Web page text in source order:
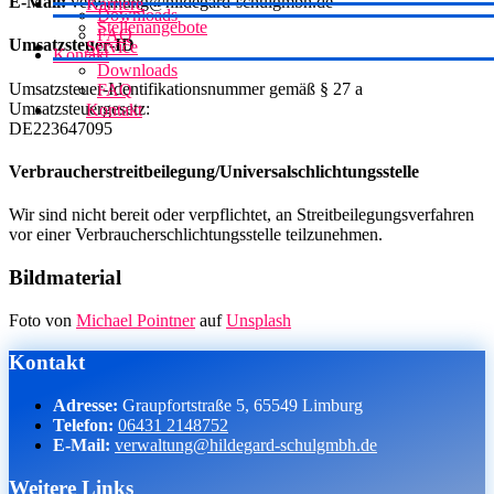
Downloads
FAQ
Kontakt
Stellen­angebote
Service
Downloads
FAQ
Kontakt
Umsatzsteuer-ID
Umsatzsteuer-Identifikationsnummer gemäß § 27 a
Umsatzsteuergesetz:
DE223647095
Verbraucher­streit­beilegung/Universal­schlichtungs­stelle
Wir sind nicht bereit oder verpflichtet, an Streitbeilegungsverfahren
vor einer Verbraucherschlichtungsstelle teilzunehmen.
Bildmaterial
Foto von Michael PointneraufUnsplash
Kontakt
Adresse: Graupfortstraße 5, 65549 Limburg
Telefon: 06431 2148752
E-Mail: verwaltung@hildegard-schulgmbh.de
Weitere Links